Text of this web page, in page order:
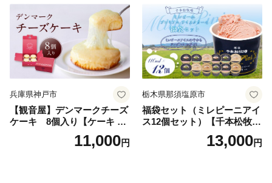
兵庫県神戸市
【観音屋】デンマークチーズ
ケーキ 8個入り【ケーキ チ
ーズケーキ 人気スイーツ お
すすめスイーツ 神戸スイー
11,000円
栃木県那須塩原市
福袋セット（ミレピーニアイ
ス12個セット）【千本松牧
場】 ns025-014-12 【デザー
ト 詰め合わせ ギフト】
13,000円